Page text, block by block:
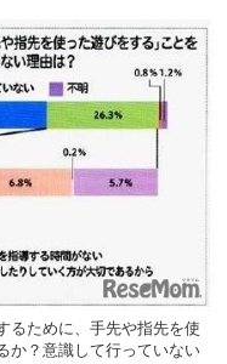
るために、手先や指先を使
か？意識して行っていない